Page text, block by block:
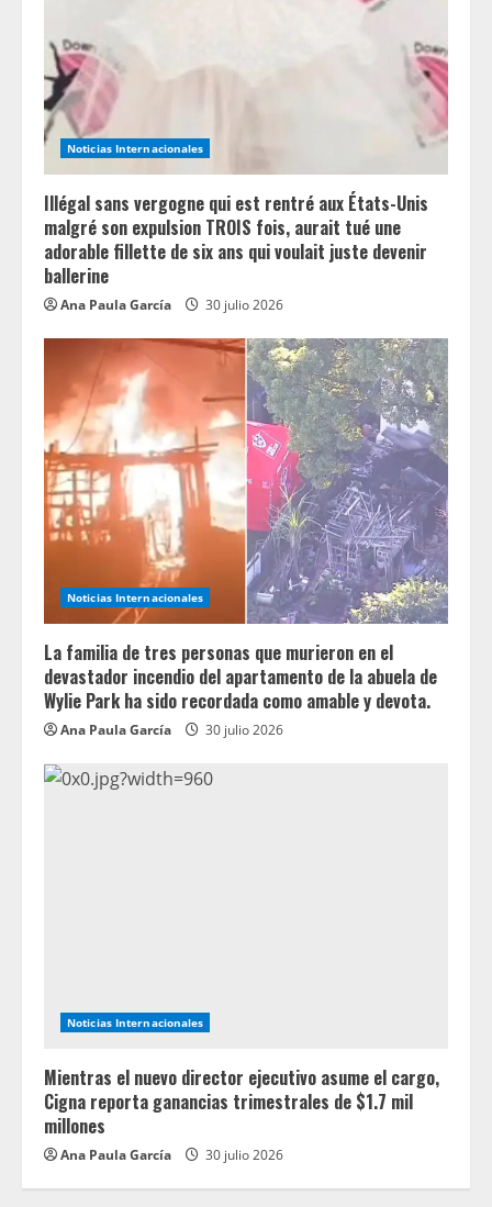
n
g
Noticias Internacionales
Illégal sans vergogne qui est rentré aux États-Unis
malgré son expulsion TROIS fois, aurait tué une
adorable fillette de six ans qui voulait juste devenir
ballerine
Ana Paula García 30 julio 2026
Noticias Internacionales
La familia de tres personas que murieron en el
devastador incendio del apartamento de la abuela de
Wylie Park ha sido recordada como amable y devota.
Ana Paula García 30 julio 2026
Noticias Internacionales
Mientras el nuevo director ejecutivo asume el cargo,
Cigna reporta ganancias trimestrales de $1.7 mil
millones
Ana Paula García 30 julio 2026